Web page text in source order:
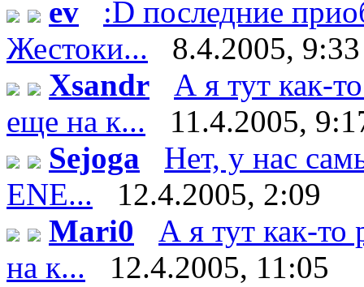
ev
:D последние
Жестоки...
8.4.2005, 9:33
Xsandr
А я тут как-
еще на к...
11.4.2005,
Sejoga
Нет, у нас
ENE...
12.4.2005, 2:09
Mari0
А я тут как-то
на к...
12.4.2005, 11:05